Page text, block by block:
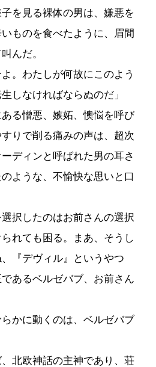
を見る裸体の男は、嫌悪を
ものを食べたように、眉間
んだ。
。わたしが何故にこのよう
しなければならぬのだ」
る憎悪、嫉妬、懊悩を呼び
りで削る痛みの声は、超次
ディンと呼ばれた男の耳さ
ような、不愉快な思いと口
選択したのはお前さんの選択
れても困る。まあ、そうし
『デヴィル』というやつ
あるベルゼバブ、お前さん
かに動くのは、ベルゼバブ
北欧神話の主神であり、荘